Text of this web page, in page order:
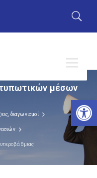
μέσων
διαγωνισμοί